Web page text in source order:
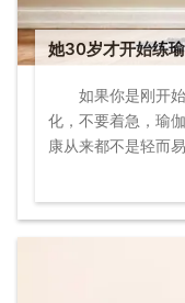
她30岁才开始练
如果你是刚开
化，不要着急，瑜
康从来都不是轻而